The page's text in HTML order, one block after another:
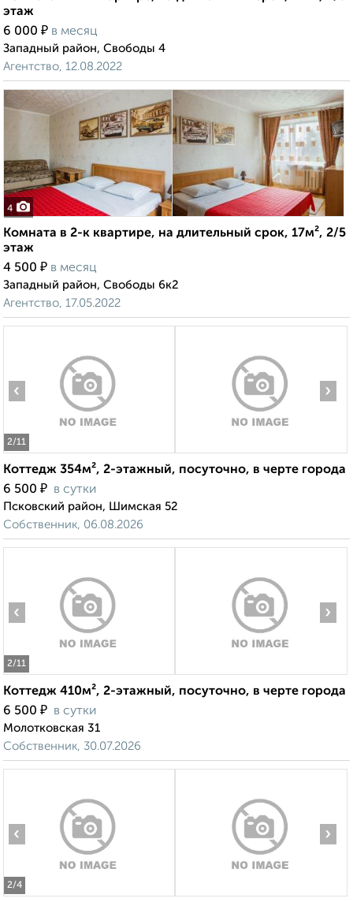
этаж
6 000 ₽ в месяц
Западный район, Свободы 4
Агентство, 12.08.2022
4
Комната в 2-к квартире, на длительный срок, 17м², 2/5
этаж
4 500 ₽ в месяц
Западный район, Свободы 6к2
Агентство, 17.05.2022
2/11
‹ ›
Коттедж 354м², 2-этажный, посуточно, в черте города
6 500 ₽ в сутки
Псковский район, Шимская 52
Собственник, 06.08.2026
2/11
‹ ›
Коттедж 410м², 2-этажный, посуточно, в черте города
6 500 ₽ в сутки
Молотковская 31
Собственник, 30.07.2026
2/4
‹ ›